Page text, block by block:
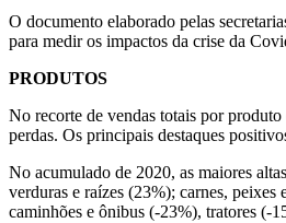
O documento elaborado pelas
para medir os impactos da crise da
PRODUTOS
No recorte de vendas totais por
perdas. Os principais destaques
No acumulado de 2020, as maiores
verduras e raízes (23%); carnes,
caminhões e ônibus (-23%), tratores (-